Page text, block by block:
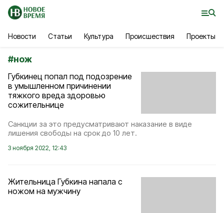
Новости Статьи Культура Происшествия Проекты
#нож
Губкинец попал под подозрение
в умышленном причинении
тяжкого вреда здоровью
сожительнице
Санкции за это предусматривают наказание в виде
лишения свободы на срок до 10 лет.
3 ноября 2022, 12:43
Жительница Губкина напала с
ножом на мужчину